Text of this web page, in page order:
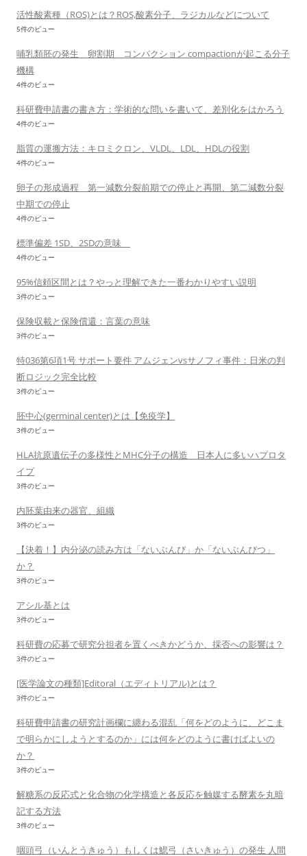
活性酸素種（ROS)とは？ROS,酸素分子、ラジカルなどについて
5件のビュー
哺乳類胚の発生 卵割期 コンパクション compactionが起こる分子
機構
4件のビュー
科研費申請書の書き方：学術的な問いを書いて、差別化をはかろう
4件のビュー
脂質の運搬方法：キロミクロン、VLDL、LDL、HDLの役割
4件のビュー
卵子の形成過程 第一減数分裂前期での停止と再開、第二減数分裂
中期での停止
4件のビュー
標準偏差 1SD、2SDの意味
4件のビュー
95%信頼区間とは？やっと理解できた一番わかりやすい説明
3件のビュー
保険収載と保険償還：言葉の意味
3件のビュー
特036第6項1号 サポート要件 アムジェンvsサノフィ事件：日米の判
断ロジック完全比較
3件のビュー
胚中心(germinal center)とは【免疫学】
3件のビュー
HLA抗原遺伝子の多様性とMHC分子の構造 日本人に多いハプロタ
イプ
3件のビュー
内胚葉由来の器官、組織
3件のビュー
【決着！】内分泌の読み方は「ないぶんぴ」か「ないぶんぴつ」
か？
3件のビュー
アシル基とは
3件のビュー
科研費の応募で研究分担者を置くべきかどうか、採否への影響は？
3件のビュー
[医学論文の種類]Editoral（エディトリアル)とは？
3件のビュー
科研費申請書の研究計画欄に纏わる混乱「何をどのように、どこま
で明らかにしようとするのか」には何をどのように書けばよいの
か？
3件のビュー
解糖系の反応式と化合物の化学構造と各反応を触媒する酵素を丸暗
記する方法
3件のビュー
咽頭弓（いんとうきゅう）もしくは鰓弓（さいきゅう）の発生 人間